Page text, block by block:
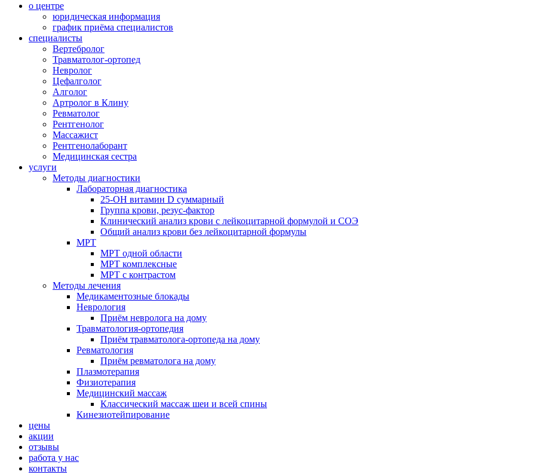
о центре
юридическая информация
график приёма специалистов
специалисты
Вертебролог
Травматолог-ортопед
Невролог
Цефалголог
Алголог
Артролог в Клину
Ревматолог
Рентгенолог
Массажист
Рентгенолаборант
Медицинская сестра
услуги
Методы диагностики
Лабораторная диагностика
25-OH витамин D суммарный
Группа крови, резус-фактор
Клинический анализ крови с лейкоцитарной формулой и СОЭ
Общий анализ крови без лейкоцитарной формулы
МРТ
МРТ одной области
МРТ комплексные
МРТ с контрастом
Методы лечения
Медикаментозные блокады
Неврология
Приём невролога на дому
Травматология-ортопедия
Приём травматолога-ортопеда на дому
Ревматология
Приём ревматолога на дому
Плазмотерапия
Физиотерапия
Медицинский массаж
Классический массаж шеи и всей спины
Кинезиотейпирование
цены
акции
отзывы
работа у нас
контакты